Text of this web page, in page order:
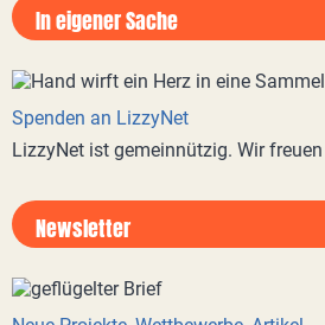
In eigener Sache
Spenden an LizzyNet
LizzyNet ist gemeinnützig. Wir
Newsletter